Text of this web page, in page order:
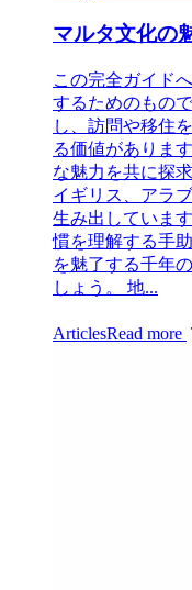
マルタ文化の
この完全ガイド
するためのもの
し、訪問や移住
る価値がありま
な魅力を共に探
イギリス、アラ
生み出していま
慣を理解する手
を魅了する千年
しょう。 地...
ArticlesRead more